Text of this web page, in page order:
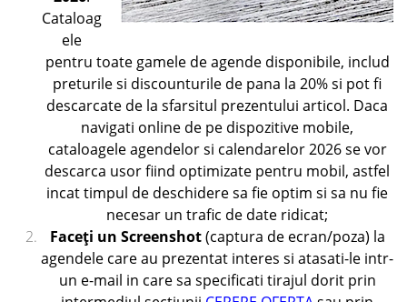
Cataloag
ele
pentru toate gamele de agende disponibile, includ
preturile si discounturile de pana la 20% si pot fi
descarcate de la sfarsitul prezentului articol. Daca
navigati online de pe dispozitive mobile,
cataloagele agendelor si calendarelor 2026 se vor
descarca usor fiind optimizate pentru mobil, astfel
incat timpul de deschidere sa fie optim si sa nu fie
necesar un trafic de date ridicat;
Faceţi un Screenshot(captura de ecran/poza) la
agendele care au prezentat interes si atasati-le intr-
un e-mail in care sa specificati tirajul dorit prin